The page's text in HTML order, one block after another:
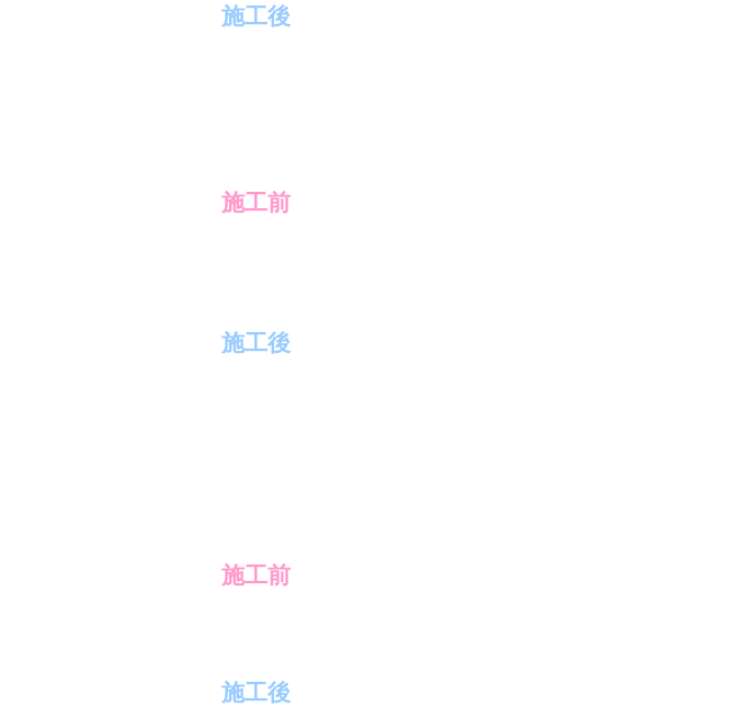
施工後
施工前
施工後
施工前
施工後